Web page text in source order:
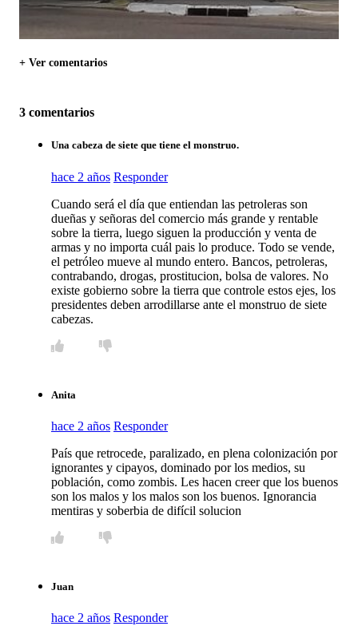
+ Ver comentarios
3 comentarios
Una cabeza de siete que tiene el monstruo.
hace 2 años Responder
Cuando será el día que entiendan las petroleras son
dueñas y señoras del comercio más grande y rentable
sobre la tierra, luego siguen la producción y venta de
armas y no importa cuál pais lo produce. Todo se vende,
el petróleo mueve al mundo entero. Bancos, petroleras,
contrabando, drogas, prostitucion, bolsa de valores. No
existe gobierno sobre la tierra que controle estos ejes, los
presidentes deben arrodillarse ante el monstruo de siete
cabezas.
Anita
hace 2 años Responder
País que retrocede, paralizado, en plena colonización por
ignorantes y cipayos, dominado por los medios, su
población, como zombis. Les hacen creer que los buenos
son los malos y los malos son los buenos. Ignorancia
mentiras y soberbia de difícil solucion
Juan
hace 2 años Responder